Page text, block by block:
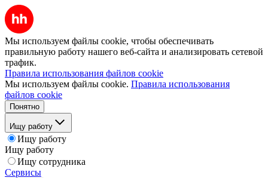
Мы используем файлы cookie, чтобы обеспечивать
правильную работу нашего веб-сайта и анализировать сетевой
трафик.
Правила использования файлов cookie
Мы используем файлы cookie. Правила использования
файлов cookie
Понятно
Ищу работу
Ищу работу
Ищу работу
Ищу сотрудника
Сервисы